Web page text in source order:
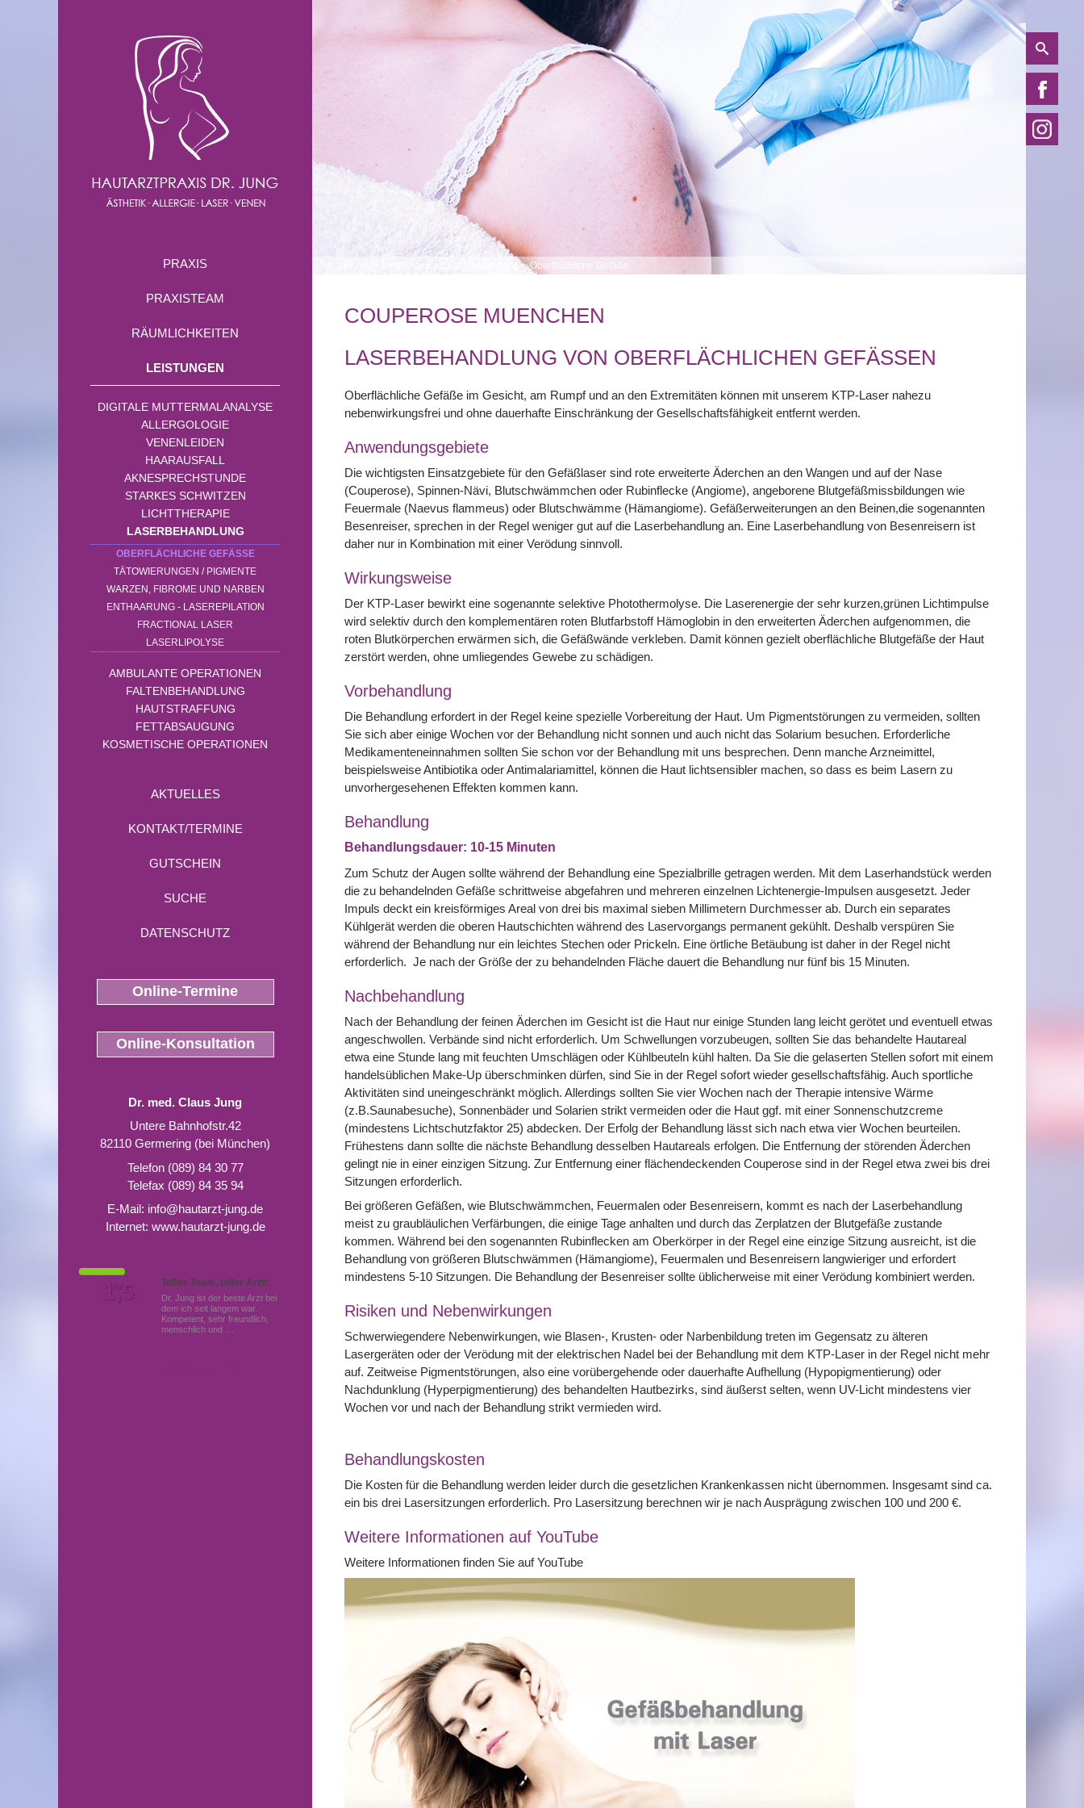
PRAXIS
PRAXISTEAM
RÄUMLICHKEITEN
LEISTUNGEN
DIGITALE MUTTERMALANALYSE
ALLERGOLOGIE
VENENLEIDEN
HAARAUSFALL
AKNESPRECHSTUNDE
STARKES SCHWITZEN
LICHTTHERAPIE
LASERBEHANDLUNG
OBERFLÄCHLICHE GEFÄSSE
TÄTOWIERUNGEN / PIGMENTE
WARZEN, FIBROME UND NARBEN
ENTHAARUNG - LASEREPILATION
FRACTIONAL LASER
LASERLIPOLYSE
AMBULANTE OPERATIONEN
FALTENBEHANDLUNG
HAUTSTRAFFUNG
FETTABSAUGUNG
KOSMETISCHE OPERATIONEN
AKTUELLES
KONTAKT/TERMINE
GUTSCHEIN
SUCHE
DATENSCHUTZ
Online-Termine
Online-Konsultation
Dr. med. Claus Jung
Untere Bahnhofstr.42
82110 Germering (bei München)
Telefon (089) 84 30 77
Telefax (089) 84 35 94
E-Mail: info@hautarzt-jung.de
Internet: www.hautarzt-jung.de
Tolles Team, toller Arzt!
Dr. Jung ist der beste Arzt bei
dem ich seit langem war.
Kompetent, sehr freundlich,
menschlich und …
Von Patienten
bewertet mit
Note
1,5
Leistungen >Oberflächliche Gefäße
COUPEROSE MUENCHEN
LASERBEHANDLUNG VON OBERFLÄCHLICHEN GEFÄSSEN
Oberflächliche Gefäße im Gesicht, am Rumpf und an den Extremitäten können mit unserem KTP-Laser nahezu
nebenwirkungsfrei und ohne dauerhafte Einschränkung der Gesellschaftsfähigkeit entfernt werden.
Anwendungsgebiete
Die wichtigsten Einsatzgebiete für den Gefäßlaser sind rote erweiterte Äderchen an den Wangen und auf der Nase
(Couperose), Spinnen-Nävi, Blutschwämmchen oder Rubinflecke (Angiome), angeborene Blutgefäßmissbildungen wie
Feuermale (Naevus flammeus) oder Blutschwämme (Hämangiome). Gefäßerweiterungen an den Beinen,die sogenannten
Besenreiser, sprechen in der Regel weniger gut auf die Laserbehandlung an. Eine Laserbehandlung von Besenreisern ist
daher nur in Kombination mit einer Verödung sinnvoll.
Wirkungsweise
Der KTP-Laser bewirkt eine sogenannte selektive Photothermolyse. Die Laserenergie der sehr kurzen,grünen Lichtimpulse
wird selektiv durch den komplementären roten Blutfarbstoff Hämoglobin in den erweiterten Äderchen aufgenommen, die
roten Blutkörperchen erwärmen sich, die Gefäßwände verkleben. Damit können gezielt oberflächliche Blutgefäße der Haut
zerstört werden, ohne umliegendes Gewebe zu schädigen.
Vorbehandlung
Die Behandlung erfordert in der Regel keine spezielle Vorbereitung der Haut. Um Pigmentstörungen zu vermeiden, sollten
Sie sich aber einige Wochen vor der Behandlung nicht sonnen und auch nicht das Solarium besuchen. Erforderliche
Medikamenteneinnahmen sollten Sie schon vor der Behandlung mit uns besprechen. Denn manche Arzneimittel,
beispielsweise Antibiotika oder Antimalariamittel, können die Haut lichtsensibler machen, so dass es beim Lasern zu
unvorhergesehenen Effekten kommen kann.
Behandlung
Behandlungsdauer: 10-15 Minuten
Zum Schutz der Augen sollte während der Behandlung eine Spezialbrille getragen werden. Mit dem Laserhandstück werden
die zu behandelnden Gefäße schrittweise abgefahren und mehreren einzelnen Lichtenergie-Impulsen ausgesetzt. Jeder
Impuls deckt ein kreisförmiges Areal von drei bis maximal sieben Millimetern Durchmesser ab. Durch ein separates
Kühlgerät werden die oberen Hautschichten während des Laservorgangs permanent gekühlt. Deshalb verspüren Sie
während der Behandlung nur ein leichtes Stechen oder Prickeln. Eine örtliche Betäubung ist daher in der Regel nicht
erforderlich. Je nach der Größe der zu behandelnden Fläche dauert die Behandlung nur fünf bis 15 Minuten.
Nachbehandlung
Nach der Behandlung der feinen Äderchen im Gesicht ist die Haut nur einige Stunden lang leicht gerötet und eventuell etwas
angeschwollen. Verbände sind nicht erforderlich. Um Schwellungen vorzubeugen, sollten Sie das behandelte Hautareal
etwa eine Stunde lang mit feuchten Umschlägen oder Kühlbeuteln kühl halten. Da Sie die gelaserten Stellen sofort mit einem
handelsüblichen Make-Up überschminken dürfen, sind Sie in der Regel sofort wieder gesellschaftsfähig. Auch sportliche
Aktivitäten sind uneingeschränkt möglich. Allerdings sollten Sie vier Wochen nach der Therapie intensive Wärme
(z.B.Saunabesuche), Sonnenbäder und Solarien strikt vermeiden oder die Haut ggf. mit einer Sonnenschutzcreme
(mindestens Lichtschutzfaktor 25) abdecken. Der Erfolg der Behandlung lässt sich nach etwa vier Wochen beurteilen.
Frühestens dann sollte die nächste Behandlung desselben Hautareals erfolgen. Die Entfernung der störenden Äderchen
gelingt nie in einer einzigen Sitzung. Zur Entfernung einer flächendeckenden Couperose sind in der Regel etwa zwei bis drei
Sitzungen erforderlich.
Bei größeren Gefäßen, wie Blutschwämmchen, Feuermalen oder Besenreisern, kommt es nach der Laserbehandlung
meist zu graubläulichen Verfärbungen, die einige Tage anhalten und durch das Zerplatzen der Blutgefäße zustande
kommen. Während bei den sogenannten Rubinflecken am Oberkörper in der Regel eine einzige Sitzung ausreicht, ist die
Behandlung von größeren Blutschwämmen (Hämangiome), Feuermalen und Besenreisern langwieriger und erfordert
mindestens 5-10 Sitzungen. Die Behandlung der Besenreiser sollte üblicherweise mit einer Verödung kombiniert werden.
Risiken und Nebenwirkungen
Schwerwiegendere Nebenwirkungen, wie Blasen-, Krusten- oder Narbenbildung treten im Gegensatz zu älteren
Lasergeräten oder der Verödung mit der elektrischen Nadel bei der Behandlung mit dem KTP-Laser in der Regel nicht mehr
auf. Zeitweise Pigmentstörungen, also eine vorübergehende oder dauerhafte Aufhellung (Hypopigmentierung) oder
Nachdunklung (Hyperpigmentierung) des behandelten Hautbezirks, sind äußerst selten, wenn UV-Licht mindestens vier
Wochen vor und nach der Behandlung strikt vermieden wird.
Behandlungskosten
Die Kosten für die Behandlung werden leider durch die gesetzlichen Krankenkassen nicht übernommen. Insgesamt sind ca.
ein bis drei Lasersitzungen erforderlich. Pro Lasersitzung berechnen wir je nach Ausprägung zwischen 100 und 200 €.
Weitere Informationen auf YouTube
Weitere Informationen finden Sie auf YouTube